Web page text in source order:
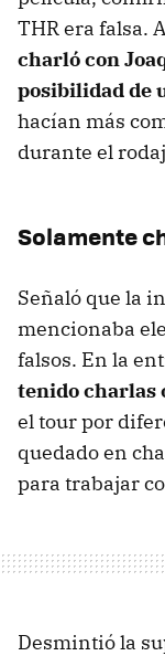
THR era falsa.
charló con
posibilidad de
hacían más
durante el
Solamente
Señaló que la
mencionaba
falsos. En la
tenido charlas
el tour por
quedado en
para trabajar
Desmintió la